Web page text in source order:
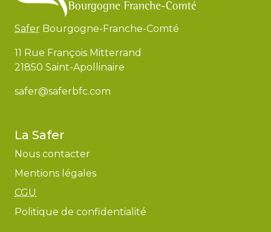
Safer Bourgogne-Franche-Comté
11 Rue François Mitterrand
21850 Saint-Apollinaire
safer@saferbfc.com
La Safer
Nous contacter
Mentions légales
CGU
Politique de confidentialité